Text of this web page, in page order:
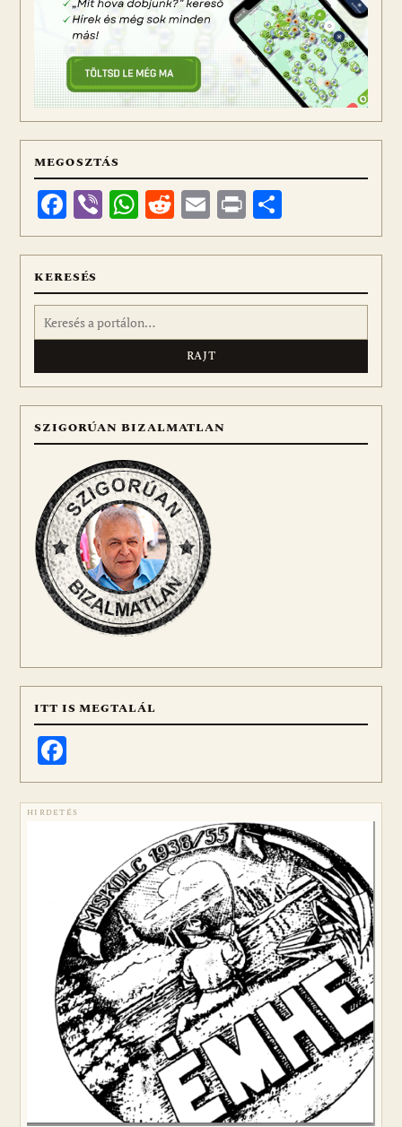
MEGOSZTÁS
Facebook
ViberWhatsApp
Reddit
Email
Print
meg
KERESÉS
Keresés:
SZIGORÚAN BIZALMATLAN
ITT IS MEGTALÁL
HIRDETÉS